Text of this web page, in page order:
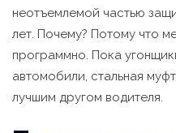
неотъемлемой частью
лет. Почему? Потому что
программно. Пока
автомобили, стальная
лучшим другом водителя.